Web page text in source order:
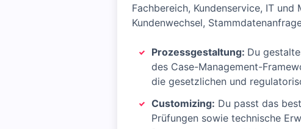
Fachbereich, Kundenservice, IT
Kundenwechsel,
Prozessgestaltung: Du
des Case-Management-
die gesetzlichen und
Customizing: Du passt das
Prüfungen sowie technische